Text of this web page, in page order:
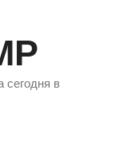
сегодня в